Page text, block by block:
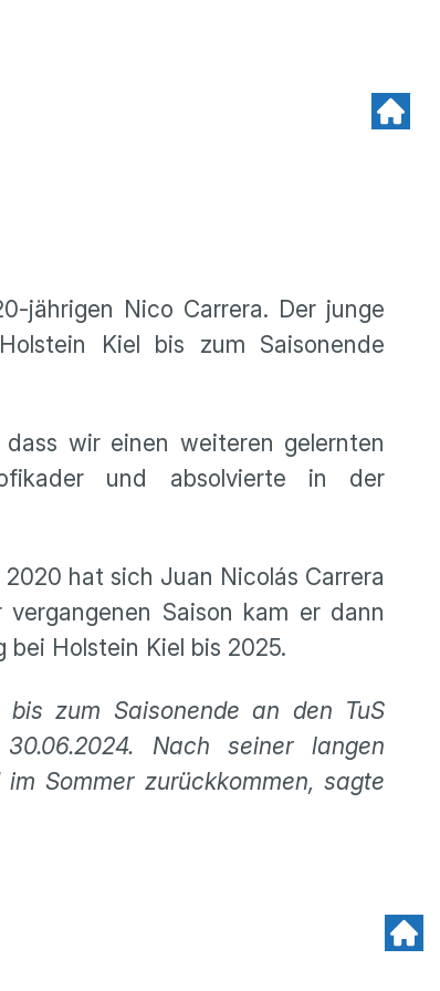
jährigen Nico Carrera. Der junge
Kiel bis zum Saisonende
wir einen weiteren gelernten
und absolvierte in der
hat sich Juan Nicolás Carrera
Saison kam er dann
Holstein Kiel bis 2025.
zum Saisonende an den TuS
Nach seiner langen
Sommer zurückkommen, sagte